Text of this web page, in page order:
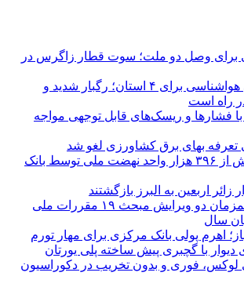
برای وصل دو ملت؛ سوت قطار زاگرس در
هشدار نارنجی هواشناسی برای ۴ استان؛ رگبار شدید و
راه است
با فشارها و ریسک‌های قابل توجهی مواجه
تعرفه بهای برق کشاورزی لغو شد
تأمین مالی بیش از ۳۹۶ هزار واحد نهضت ملی توسط بانک
تمدید اجرای همزمان دو ویرایش مبحث ۱۹ مقررات ملی
سال
اهرم پولی بانک مرکزی برای مهار تورم
دیوار با گچبری پیش ساخته پلی یورتان
لوکس، فوری و بدون تخریب در دکوراسیون